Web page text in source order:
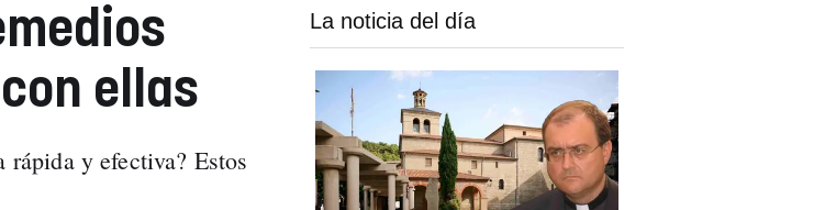
ellas
rápida y efectiva? Estos
La noticia del día